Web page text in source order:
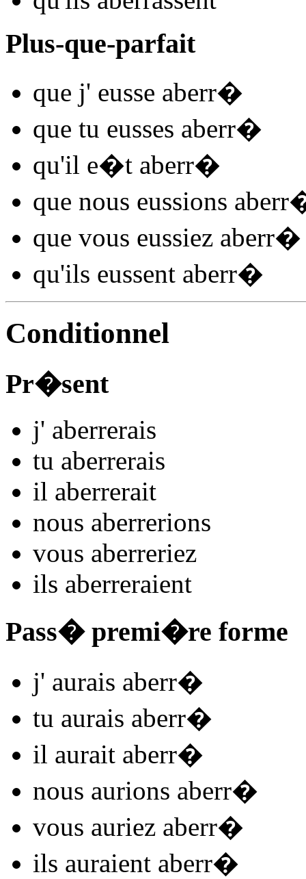
Plus-que-parfait
que j' eusse aberr�
que tu eusses aberr�
qu'il e�t aberr�
que nous eussions aberr
que vous eussiez aberr�
qu'ils eussent aberr�
Conditionnel
Pr�sent
j' aberrerais
tu aberrerais
il aberrerait
nous aberrerions
vous aberreriez
ils aberreraient
Pass� premi�re forme
j' aurais aberr�
tu aurais aberr�
il aurait aberr�
nous aurions aberr�
vous auriez aberr�
ils auraient aberr�